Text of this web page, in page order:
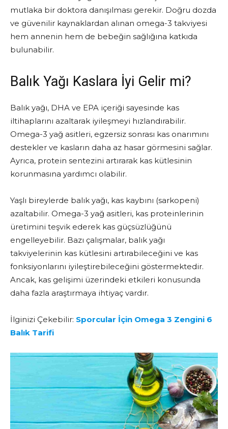
mutlaka bir doktora danışılması gerekir. Doğru dozda
ve güvenilir kaynaklardan alınan omega-3 takviyesi
hem annenin hem de bebeğin sağlığına katkıda
bulunabilir.
Balık Yağı Kaslara İyi Gelir mi?
Balık yağı, DHA ve EPA içeriği sayesinde kas
iltihaplarını azaltarak iyileşmeyi hızlandırabilir.
Omega-3 yağ asitleri, egzersiz sonrası kas onarımını
destekler ve kasların daha az hasar görmesini sağlar.
Ayrıca, protein sentezini artırarak kas kütlesinin
korunmasına yardımcı olabilir.
Yaşlı bireylerde balık yağı, kas kaybını (sarkopeni)
azaltabilir. Omega-3 yağ asitleri, kas proteinlerinin
üretimini teşvik ederek kas güçsüzlüğünü
engelleyebilir. Bazı çalışmalar, balık yağı
takviyelerinin kas kütlesini artırabileceğini ve kas
fonksiyonlarını iyileştirebileceğini göstermektedir.
Ancak, kas gelişimi üzerindeki etkileri konusunda
daha fazla araştırmaya ihtiyaç vardır.
İlginizi Çekebilir: Sporcular İçin Omega 3 Zengini 6
Balık Tarifi